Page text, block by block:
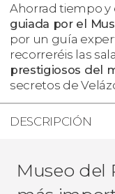
Ahorrad tiempo y
guiada por el
por un guía
recorreréis las
prestigiosos del
secretos de
DESCRIPCIÓN
Museo del